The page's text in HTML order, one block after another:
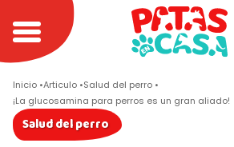
Inicio Articulo Salud del perro
¡La glucosamina para perros es un gran aliado!
Salud del perro